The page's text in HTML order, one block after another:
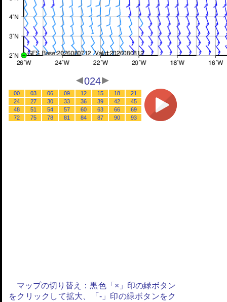
024
00 03 06 09 12 15 18
21
24
27 30 33 36 39 42
45
48
51 54 57 60 63 66
69
72
75 78 81 84 87 90 93
マップの切り替え：黒色「×」印の緑ボタン
をクリックして拡大、「-」印の緑ボタンをク